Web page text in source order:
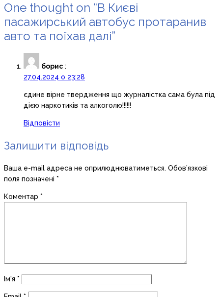
One thought on “В Києві
пасажирський автобус протаранив
авто та поїхав далі”
борис :
27.04.2024 о 23:28
єдине вірне твердження що журналістка сама була під
дією наркотиків та алкоголю!!!!!!
Відповісти
Залишити відповідь
Ваша e-mail адреса не оприлюднюватиметься. Обов’язкові
поля позначені *
Коментар *
Ім'я *